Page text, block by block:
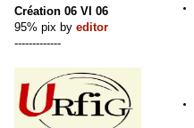
Création 06 VI 06
95% pix by editor
-------------